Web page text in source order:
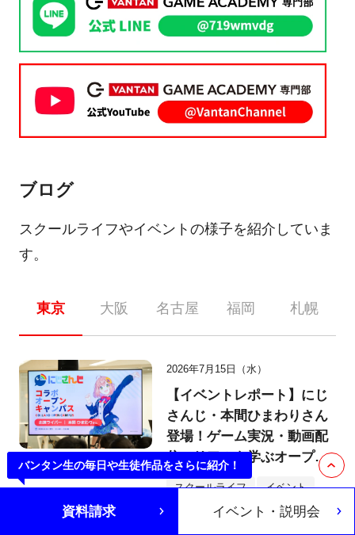
ブログ
スクールライフやイベントの様子を紹介していま
す。
東京 大阪 名古屋 福岡 札幌
2026年7月15日（水）
【イベントレポート】にじ
さんじ・本間ひまわりさん
登場！ゲーム実況・動画配
信のリアルを学ぶオープン
キャンパス
スクールライフ イベント
大阪 名古屋 福岡
バンタンゲームアカデミーをもっと知ろう
バンタンゲームアカデミーをもっと知ろう
バンタン生の毎日や生徒作品をさらに紹介！
資料請求 イベント・説明会